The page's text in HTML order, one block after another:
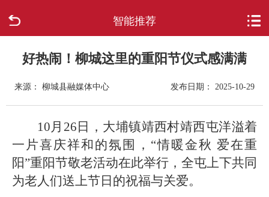
智能推荐
走进柳城
新闻中心
政府信息公开
网上办事
互动回应
好热闹！柳城这里的重阳节仪式感满满
来源： 柳城县融媒体中心 发布日期： 2025-10-29
10月26日，大埔镇靖西村靖西屯洋溢着
一片喜庆祥和的氛围，“情暖金秋 爱在重
阳”重阳节敬老活动在此举行，全屯上下共同
为老人们送上节日的祝福与关爱。